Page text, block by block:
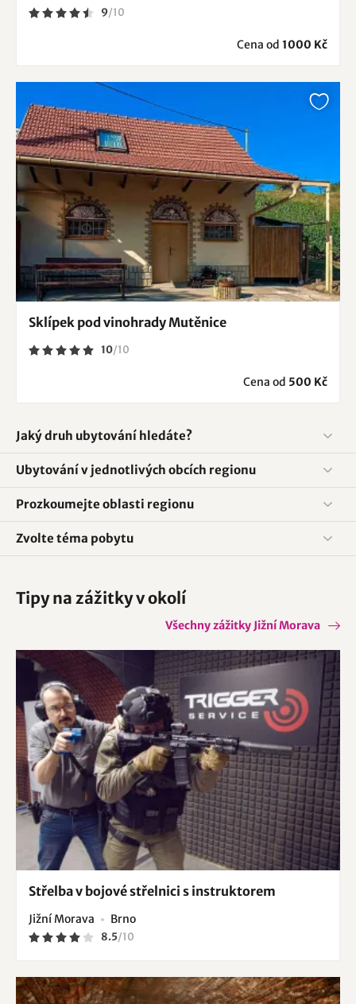
9/10
Cena od 1000 Kč
Sklípek pod vinohrady Mutěnice
10/10
Cena od 500 Kč
Jaký druh ubytování hledáte?
Ubytování v jednotlivých obcích regionu
Prozkoumejte oblasti regionu
Zvolte téma pobytu
Tipy na zážitky v okolí
Všechny zážitky Jižní Morava
Střelba v bojové střelnici s instruktorem
Jižní Morava Brno
8.5/10